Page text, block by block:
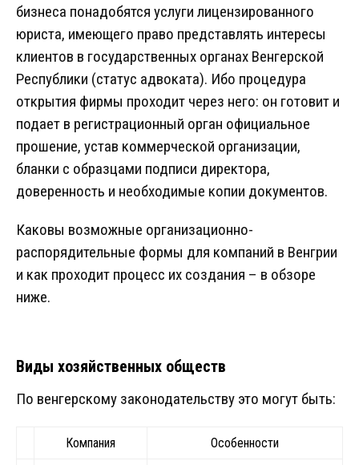
бизнеса понадобятся услуги лицензированного
юриста, имеющего право представлять интересы
клиентов в государственных органах Венгерской
Республики (статус адвоката). Ибо процедура
открытия фирмы проходит через него: он готовит и
подает в регистрационный орган официальное
прошение, устав коммерческой организации,
бланки с образцами подписи директора,
доверенность и необходимые копии документов.
Каковы возможные организационно-
распорядительные формы для компаний в Венгрии
и как проходит процесс их создания – в обзоре
ниже.
Виды хозяйственных обществ
По венгерскому законодательству это могут быть:
Компания Особенности